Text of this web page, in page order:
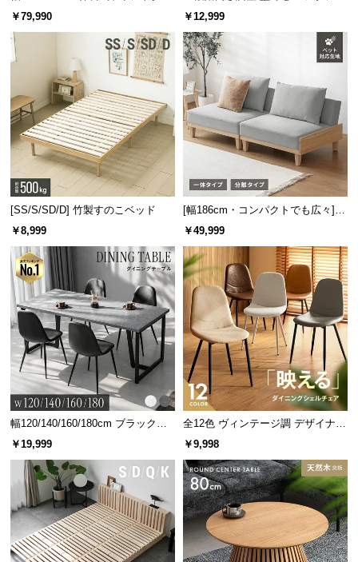
規
約
て
ー
ト
お
ら
せ
ブ
企
業
ニングテーブル 6人掛け 天然木突
￥79,990
キャスター付き 上下左右角度調節
￥12,999
[SS/S/SD/D] 竹製すのこベッド
￥8,999
[幅186cm・コンパクトでも広々] 3
人掛けソファベッド リクライニン
グ 天然木フレーム 北欧
￥49,999
幅120/140/160/180cm ブラックフ
レーム ダイニング 大理石調 4人掛
￥19,999
全12色 ヴィンテージ調 デザイナー
ズシェルチェア
￥9,998